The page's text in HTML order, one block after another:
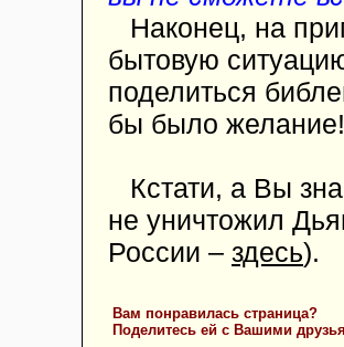
Наконец, на
бытовую
поделиться
бы было желание!
Кстати, а Вы
не уничтожил
России – здесь).
Вам понравилась страница?
Поделитесь ей с Вашими